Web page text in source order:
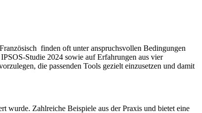
finden oft unter anspruchsvollen Bedingungen
Studie 2024 sowie auf Erfahrungen aus vier
die passenden Tools gezielt einzusetzen und damit
wurde. Zahlreiche Beispiele aus der Praxis und bietet eine